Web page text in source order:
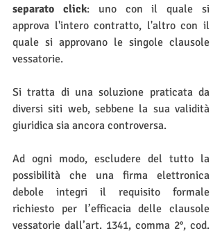
separato click: uno con il quale si
approva l'intero contratto, l'altro con il
quale si approvano le singole clausole
vessatorie.
Si tratta di una soluzione praticata da
diversi siti web, sebbene la sua validità
giuridica sia ancora controversa.
Ad ogni modo, escludere del tutto la
possibilità che una firma elettronica
debole integri il requisito formale
richiesto per l’efficacia delle clausole
vessatorie dall’art. 1341, comma 2°, cod.